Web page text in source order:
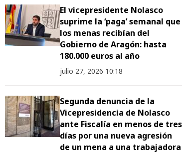
El vicepresidente Nolasco
suprime la ‘paga’ semanal que
los menas recibían del
Gobierno de Aragón: hasta
180.000 euros al año
julio 27, 2026 10:18
Segunda denuncia de la
Vicepresidencia de Nolasco
ante Fiscalía en menos de tres
días por una nueva agresión
de un mena a una trabajadora